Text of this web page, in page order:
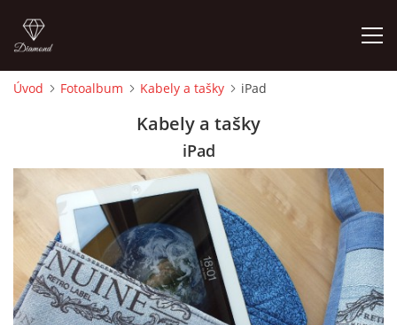
CEDULKY
MOJE POSLEDNÍ PRÁCE
Úvod Fotoalbum Kabely a tašky iPad
Kabely a tašky
iPad